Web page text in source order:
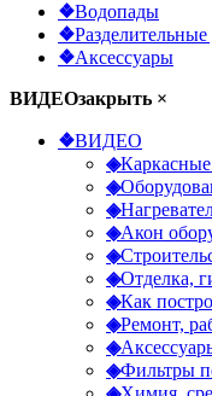
❖Водопады
❖
❖Аксессуары
ВИДЕОзакрыть ×
❖ВИДЕО
◈
◈
◈
◈Акон
◈
◈Отделка,
◈Как
◈Ремонт,
◈
◈Фильтры